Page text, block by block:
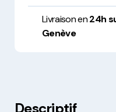
Livraison en24h
Genève
Descriptif